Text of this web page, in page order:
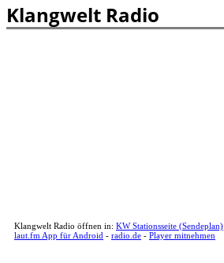
Klangwelt Radio
Klangwelt Radio öffnen in: KW Stationsseite (Sendeplan)
laut.fm App für Android - radio.de - Player mitnehmen